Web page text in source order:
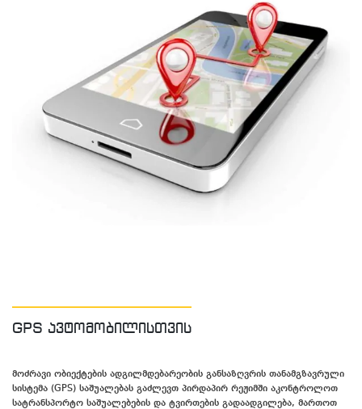
GPS ავტომობილისთვის
მოძრავი ობიექტების ადგილმდებარეობის განსაზღვრის თანამგზავრული
სისტემა (GPS) საშუალებას გაძლევთ პირდაპირ რეჟიმში აკონტროლოთ
სატრანსპორტო საშუალებების და ტვირთების გადაადგილება, მართოთ